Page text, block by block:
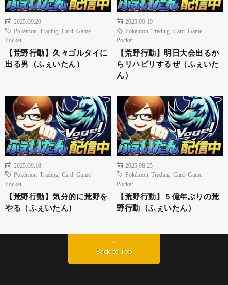
2025.09.20
Pokémon Trading Card Game
Pocket
【荒野行動】久々ゴルタイに
出る男（ふぇいたん）
2025.09.19
Pokémon Trading Card Game
Pocket
【荒野行動】明日大会出るか
らリハビリするぜ（ふぇいた
ん）
2025.09.18
Pokémon Trading Card Game
Pocket
【荒野行動】気分的に荒野を
やる（ふぇいたん）
2025.08.25
Pokémon Trading Card Game
Pocket
【荒野行動】５億年ぶりの荒
野行動（ふぇいたん）
Back to Top